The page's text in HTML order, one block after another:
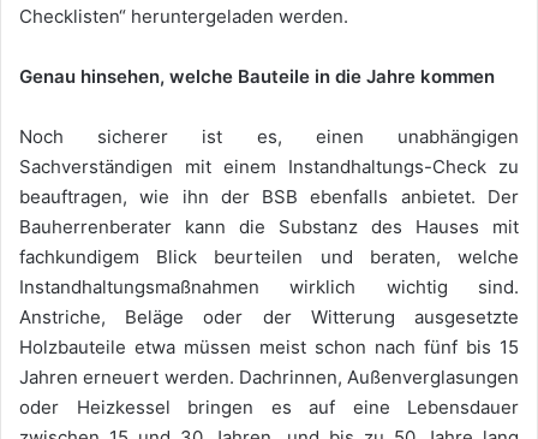
Checklisten“ heruntergeladen werden.
Genau hinsehen, welche Bauteile in die Jahre kommen
Noch sicherer ist es, einen unabhängigen
Sachverständigen mit einem Instandhaltungs-Check zu
beauftragen, wie ihn der BSB ebenfalls anbietet. Der
Bauherrenberater kann die Substanz des Hauses mit
fachkundigem Blick beurteilen und beraten, welche
Instandhaltungsmaßnahmen wirklich wichtig sind.
Anstriche, Beläge oder der Witterung ausgesetzte
Holzbauteile etwa müssen meist schon nach fünf bis 15
Jahren erneuert werden. Dachrinnen, Außenverglasungen
oder Heizkessel bringen es auf eine Lebensdauer